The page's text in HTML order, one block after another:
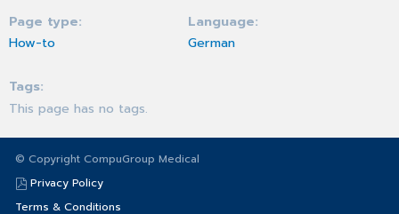
Page type
How-to
Language
German
Tags
This page has no tags.
© Copyright CompuGroup Medical
Privacy Policy
Terms & Conditions